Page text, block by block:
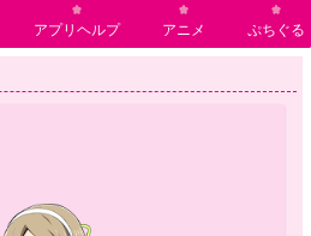
アプリヘルプ アニメ ぷちぐる